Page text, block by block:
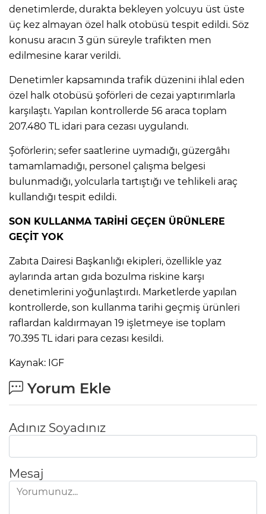
denetimlerde, durakta bekleyen yolcuyu üst üste
üç kez almayan özel halk otobüsü tespit edildi. Söz
konusu aracın 3 gün süreyle trafikten men
edilmesine karar verildi.
Denetimler kapsamında trafik düzenini ihlal eden
özel halk otobüsü şoförleri de cezai yaptırımlarla
karşılaştı. Yapılan kontrollerde 56 araca toplam
207.480 TL idari para cezası uygulandı.
Şoförlerin; sefer saatlerine uymadığı, güzergâhı
tamamlamadığı, personel çalışma belgesi
bulunmadığı, yolcularla tartıştığı ve tehlikeli araç
kullandığı tespit edildi.
SON KULLANMA TARİHİ GEÇEN ÜRÜNLERE
GEÇİT YOK
Zabıta Dairesi Başkanlığı ekipleri, özellikle yaz
aylarında artan gıda bozulma riskine karşı
denetimlerini yoğunlaştırdı. Marketlerde yapılan
kontrollerde, son kullanma tarihi geçmiş ürünleri
raflardan kaldırmayan 19 işletmeye ise toplam
70.395 TL idari para cezası kesildi.
Kaynak: IGF
Yorum Ekle
Adınız Soyadınız
Mesaj